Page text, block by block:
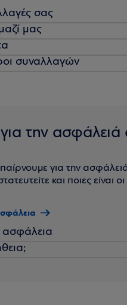
σας
μας
συναλλαγών
την ασφάλειά
για την
και ποιες είναι οι
ασφάλεια